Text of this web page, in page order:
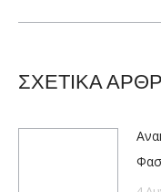
ΣΧΕΤΙΚΑ